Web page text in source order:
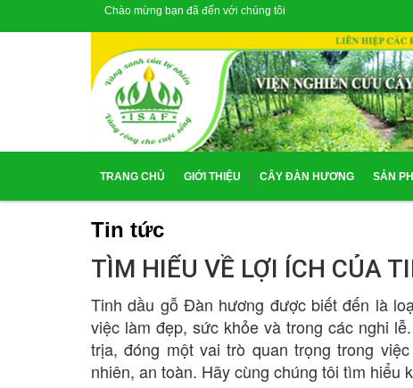
Chào mừng bạn đã đến với chúng tôi
TRANG CHỦ GIỚI THIỆU CÂY ĐÀN HƯƠNG SẢN
Tin tức
TÌM HIỂU VỀ LỢI ÍCH CỦA
Tinh dầu gỗ Đàn hương được biết đến là
việc làm đẹp, sức khỏe và trong các nghi
trịa, đóng một vai trò quan trọng trong
nhiên, an toàn. Hãy cùng chúng tôi tìm